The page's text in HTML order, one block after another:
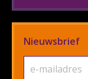
Nieuwsbrief